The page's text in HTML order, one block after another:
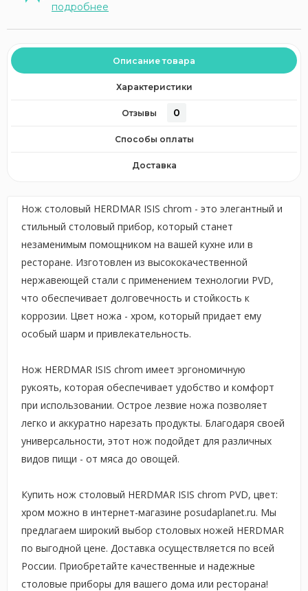
подробнее
Описание товара
Характеристики
Отзывы 0
Способы оплаты
Доставка
Нож столовый HERDMAR ISIS chrom - это элегантный и
стильный столовый прибор, который станет
незаменимым помощником на вашей кухне или в
ресторане. Изготовлен из высококачественной
нержавеющей стали с применением технологии PVD,
что обеспечивает долговечность и стойкость к
коррозии. Цвет ножа - хром, который придает ему
особый шарм и привлекательность.
Нож HERDMAR ISIS chrom имеет эргономичную
рукоять, которая обеспечивает удобство и комфорт
при использовании. Острое лезвие ножа позволяет
легко и аккуратно нарезать продукты. Благодаря своей
универсальности, этот нож подойдет для различных
видов пищи - от мяса до овощей.
Купить нож столовый HERDMAR ISIS chrom PVD, цвет:
хром можно в интернет-магазине posudaplanet.ru. Мы
предлагаем широкий выбор столовых ножей HERDMAR
по выгодной цене. Доставка осуществляется по всей
России. Приобретайте качественные и надежные
столовые приборы для вашего дома или ресторана!